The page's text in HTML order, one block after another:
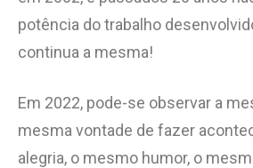
potência do trabalho
continua a mesma!
Em 2022, pode-se observar a
mesma vontade de fazer
alegria, o mesmo humor, o